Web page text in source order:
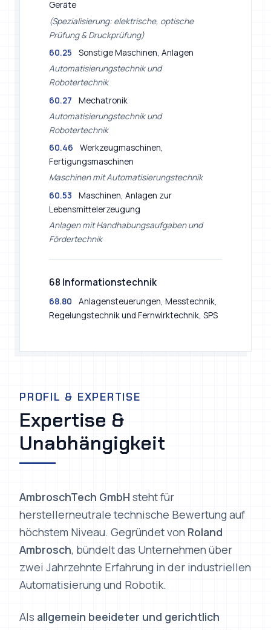
(Spezialisierung: elektrische, optische
Prüfung & Druckprüfung)
60.25 Sonstige Maschinen, Anlagen
Automatisierungstechnik und
Robotertechnik
60.27 Mechatronik
Automatisierungstechnik und
Robotertechnik
60.46 Werkzeugmaschinen,
Fertigungsmaschinen
Maschinen mit Automatisierungstechnik
60.53 Maschinen, Anlagen zur
Lebensmittelerzeugung
Anlagen mit Handhabungsaufgaben und
Fördertechnik
68.80
Anlagensteuerungen, Messtechnik,
Regelungstechnik und Fernwirktechnik, SPS
Expertise &
Unabhängigkeit
herstellerneutrale technische Bewertung auf
höchstem Niveau. Gegründet vonRoland
Ambrosch , bündelt das Unternehmen über
zwei Jahrzehnte Erfahrung in der industriellen
Automatisierung und Robotik.
zertifizierter Sachverständigerist Roland